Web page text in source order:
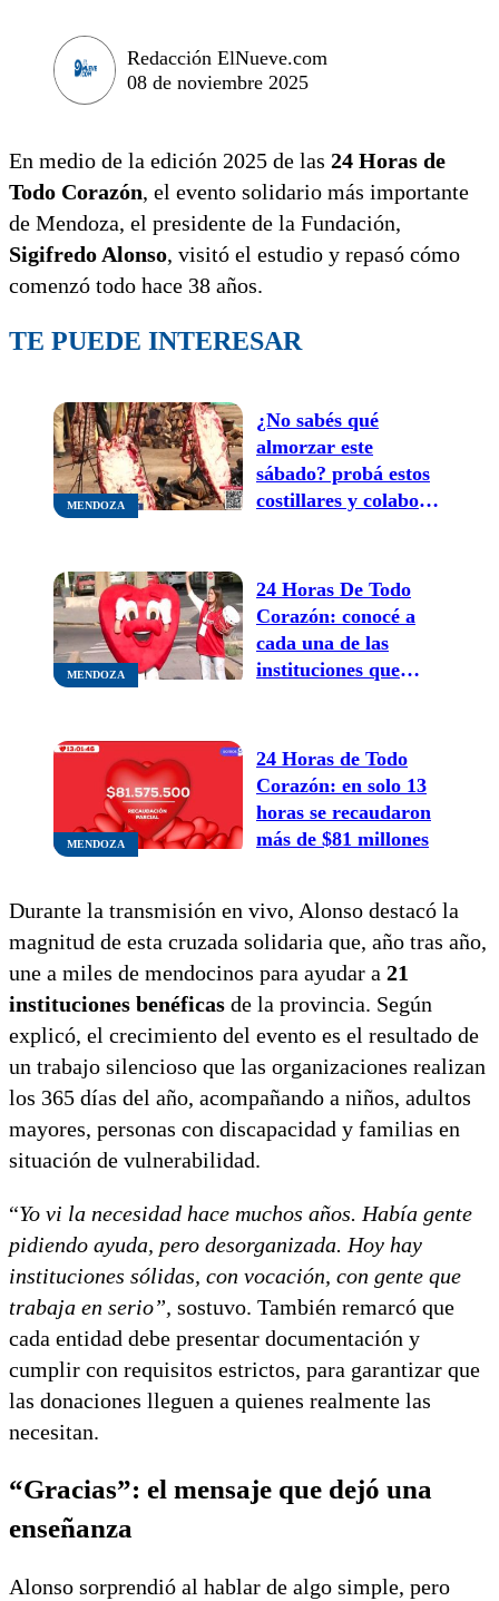
Redacción ElNueve.com
08 de noviembre 2025
En medio de la edición 2025 de las 24 Horas de
Todo Corazón, el evento solidario más importante
de Mendoza, el presidente de la Fundación,
Sigifredo Alonso, visitó el estudio y repasó cómo
comenzó todo hace 38 años.
TE PUEDE INTERESAR
MENDOZA
¿No sabés qué
almorzar este
sábado? probá estos
costillares y colaborá
MENDOZA
24 Horas De Todo
Corazón: conocé a
cada una de las
instituciones que
MENDOZA
24 Horas de Todo
Corazón: en solo 13
horas se recaudaron
más de $81 millones
Durante la transmisión en vivo, Alonso destacó la
magnitud de esta cruzada solidaria que, año tras año,
une a miles de mendocinos para ayudar a 21
instituciones benéficas de la provincia. Según
explicó, el crecimiento del evento es el resultado de
un trabajo silencioso que las organizaciones realizan
los 365 días del año, acompañando a niños, adultos
mayores, personas con discapacidad y familias en
situación de vulnerabilidad.
“Yo vi la necesidad hace muchos años. Había gente
pidiendo ayuda, pero desorganizada. Hoy hay
instituciones sólidas, con vocación, con gente que
trabaja en serio”, sostuvo. También remarcó que
cada entidad debe presentar documentación y
cumplir con requisitos estrictos, para garantizar que
las donaciones lleguen a quienes realmente las
necesitan.
“Gracias”: el mensaje que dejó una
enseñanza
Alonso sorprendió al hablar de algo simple, pero